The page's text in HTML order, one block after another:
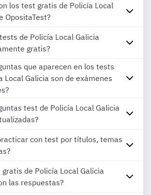
los test gratis de Policía Local
OpositaTest?
de Policía Local Galicia
gratis?
que aparecen en los tests
Local Galicia son de exámenes
test de Policía Local Galicia
con test por títulos, temas
gratis de Policía Local Galicia
las respuestas?